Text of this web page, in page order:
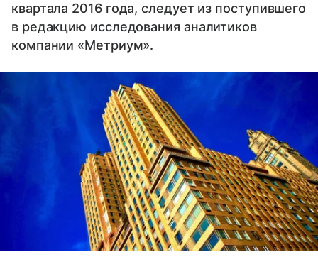
квартала 2016 года, следует из поступившего
в редакцию исследования аналитиков
компании «Метриум».